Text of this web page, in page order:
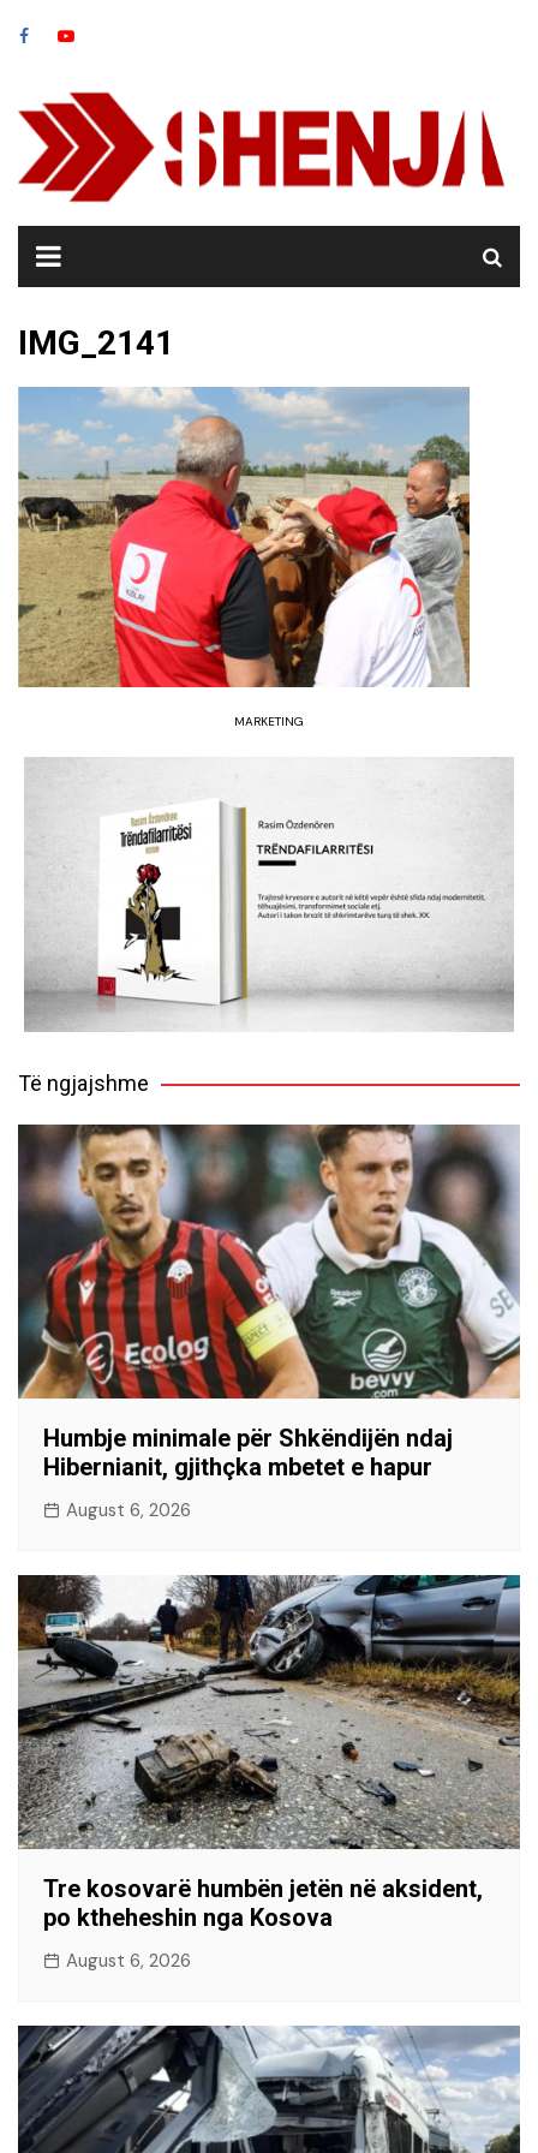
IMG_2141
MARKETING
Të ngjajshme
Humbje minimale për Shkëndijën ndaj
Hibernianit, gjithçka mbetet e hapur
August 6, 2026
Tre kosovarë humbën jetën në aksident,
po ktheheshin nga Kosova
August 6, 2026